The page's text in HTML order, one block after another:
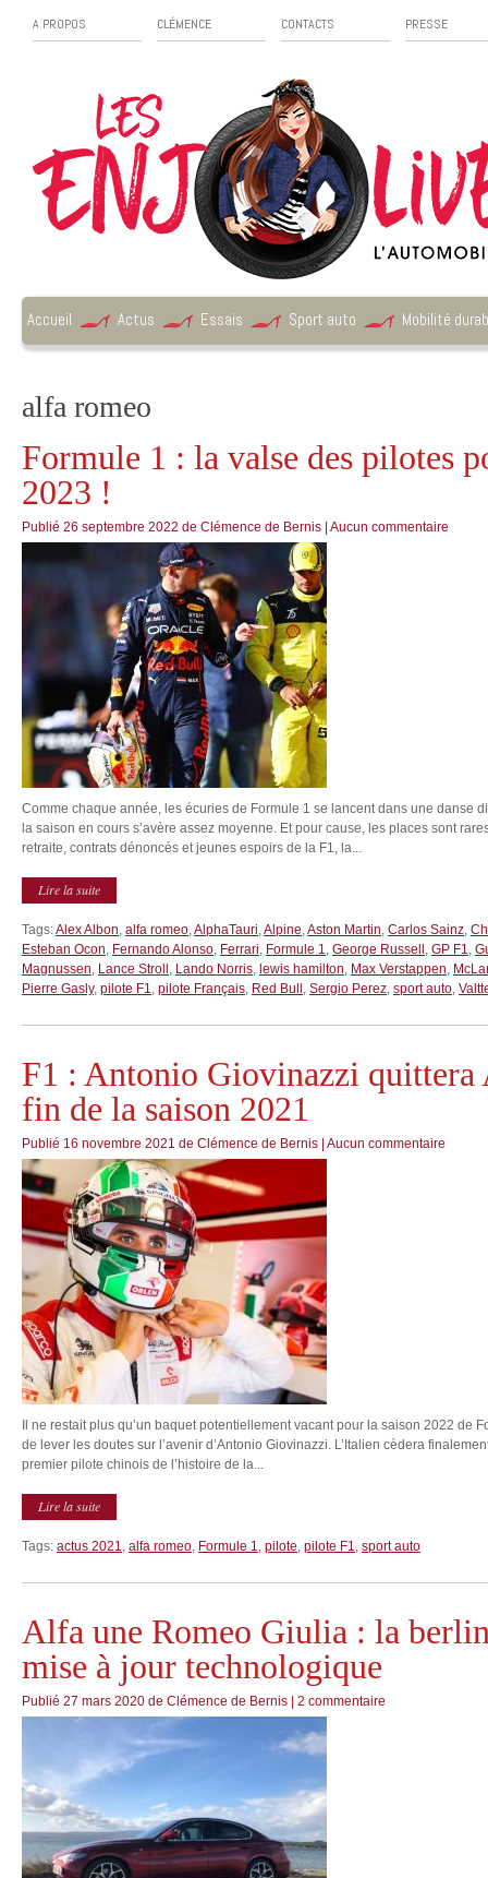
A PROPOS CLÉMENCE CONTACTS PRESSE
Accueil Actus Essais Sport auto Mobilité
alfa romeo
Formule 1 : la valse des pilotes
2023 !
Publié 26 septembre 2022 de Clémence de Bernis Aucun commentaire
Comme chaque année, les écuries de Formule 1 se lancent dans une danse
la saison en cours s’avère assez moyenne. Et pour cause, les places sont
retraite, contrats dénoncés et jeunes espoirs de la F1, la...
Lire la suite
Tags:Alex Albon, alfa romeo,AlphaTauri,Alpine,Aston Martin, Carlos Sainz,
Esteban Ocon, Fernando Alonso, Ferrari, Formule 1, George Russell , GP F1,
Magnussen, Lance Stroll , Lando Norris, lewis hamilton, Max Verstappen,
Pierre Gasly, pilote F1, pilote Français, Red Bull , Sergio Perez, sport auto,
F1 : Antonio Giovinazzi quittera
fin de la saison 2021
Publié 16 novembre 2021 de Clémence de Bernis Aucun commentaire
Il ne restait plus qu’un baquet potentiellement vacant pour la saison 2022 de
de lever les doutes sur l’avenir d’Antonio Giovinazzi. L’Italien cèdera
premier pilote chinois de l’histoire de la...
Lire la suite
Tags: actus 2021, alfa romeo, Formule 1, pilote, pilote F1, sport auto
Alfa une Romeo Giulia : la
mise à jour technologique
Publié 27 mars 2020 de Clémence de Bernis 2 commentaire